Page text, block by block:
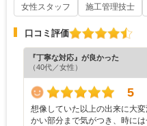
女性スタッフ
施工管理技士
口コミ評価
『丁寧な対応』が良かった
（40代／女性）
5
想像していた以上の出来に大
かい部分まで気がつき、時に